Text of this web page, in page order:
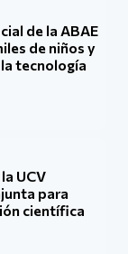
de la ABAE
de niños y
tecnología
UCV
para
científica